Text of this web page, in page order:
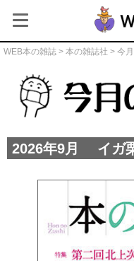
WEB本の雑誌 > 本の雑誌社 > 今
2026年9月 イガ